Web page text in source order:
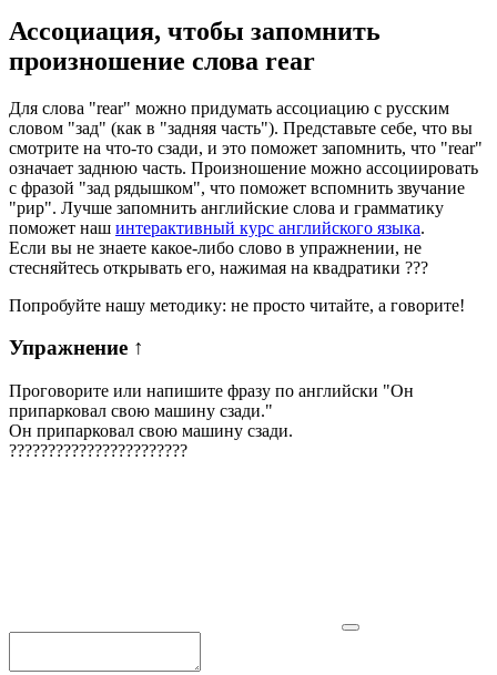
Ассоциация, чтобы запомнить
произношение слова rear
Для слова "rear" можно придумать ассоциацию с русским
словом "зад" (как в "задняя часть"). Представьте себе, что вы
смотрите на что-то сзади, и это поможет запомнить, что "rear"
означает заднюю часть. Произношение можно ассоциировать
с фразой "зад рядышком", что поможет вспомнить звучание
"рир". Лучше запомнить английские слова и грамматику
поможет наш интерактивный курс английского языка.
Если вы не знаете какое-либо слово в упражнении, не
стесняйтесь открывать его, нажимая на квадратики ???
Попробуйте нашу методику: не просто читайте, а говорите!
Упражнение ↑
Проговорите или напишите фразу по английски "Он
припарковал свою машину сзади."
Он припарковал свою машину сзади.
???????????????????????